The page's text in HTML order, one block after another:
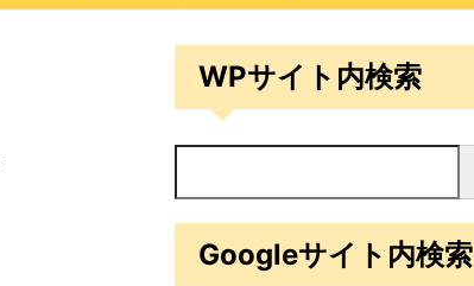
WPサイト内検索
Googleサイト内検索